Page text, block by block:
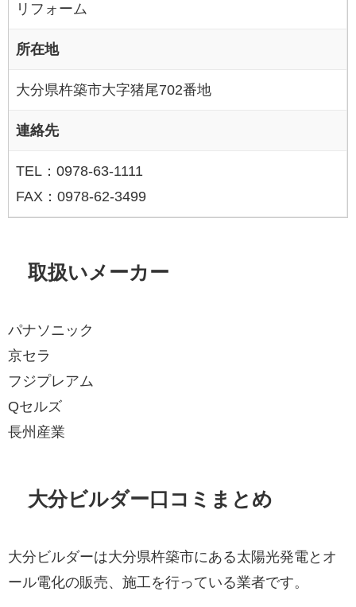
リフォーム
所在地
大分県杵築市大字猪尾702番地
連絡先
TEL：0978-63-1111
FAX：0978-62-3499
取扱いメーカー
パナソニック
京セラ
フジプレアム
Qセルズ
長州産業
大分ビルダー口コミまとめ
大分ビルダーは大分県杵築市にある太陽光発電とオ
ール電化の販売、施工を行っている業者です。